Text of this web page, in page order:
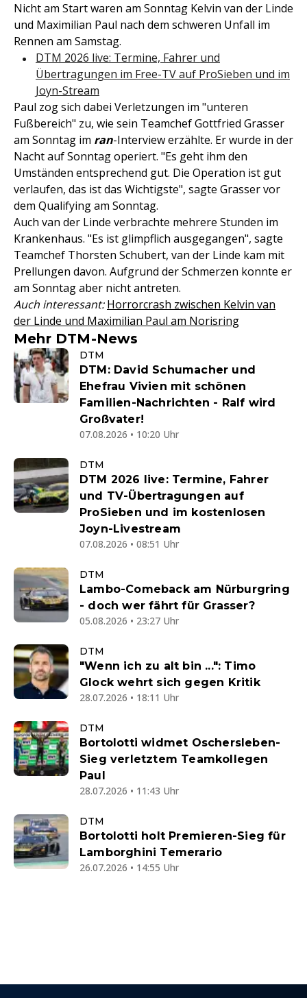
Nicht am Start waren am Sonntag Kelvin van der Linde
und Maximilian Paul nach dem schweren Unfall im
Rennen am Samstag.
DTM 2026 live: Termine, Fahrer und
Übertragungen im Free-TV auf ProSieben und im
Joyn-Stream
Paul zog sich dabei Verletzungen im "unteren
Fußbereich" zu, wie sein Teamchef Gottfried Grasser
am Sonntag im ran-Interview erzählte. Er wurde in der
Nacht auf Sonntag operiert. "Es geht ihm den
Umständen entsprechend gut. Die Operation ist gut
verlaufen, das ist das Wichtigste", sagte Grasser vor
dem Qualifying am Sonntag.
Auch van der Linde verbrachte mehrere Stunden im
Krankenhaus. "Es ist glimpflich ausgegangen", sagte
Teamchef Thorsten Schubert, van der Linde kam mit
Prellungen davon. Aufgrund der Schmerzen konnte er
am Sonntag aber nicht antreten.
Auch interessant: Horrorcrash zwischen Kelvin van
der Linde und Maximilian Paul am Norisring
Mehr DTM-News
DTM
DTM: David Schumacher und
Ehefrau Vivien mit schönen
Familien-Nachrichten - Ralf wird
Großvater!
07.08.2026 • 10:20 Uhr
DTM
DTM 2026 live: Termine, Fahrer
und TV-Übertragungen auf
ProSieben und im kostenlosen
Joyn-Livestream
07.08.2026 • 08:51 Uhr
DTM
Lambo-Comeback am Nürburgring
- doch wer fährt für Grasser?
05.08.2026 • 23:27 Uhr
DTM
"Wenn ich zu alt bin ...": Timo
Glock wehrt sich gegen Kritik
28.07.2026 • 18:11 Uhr
DTM
Bortolotti widmet Oschersleben-
Sieg verletztem Teamkollegen
Paul
28.07.2026 • 11:43 Uhr
DTM
Bortolotti holt Premieren-Sieg für
Lamborghini Temerario
26.07.2026 • 14:55 Uhr